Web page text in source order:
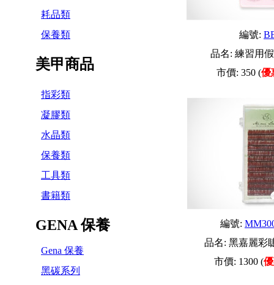
耗品類
保養類
美甲商品
指彩類
凝膠類
水晶類
保養類
工具類
書籍類
GENA 保養
Gena 保養
黑碳系列
編號:
品名: 練習用
市價: 350 (優
編號:
品名: 黑嘉麗彩
市價: 1300 (